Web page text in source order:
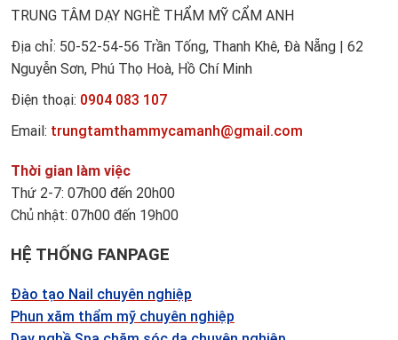
TRUNG TÂM DẠY NGHỀ THẨM MỸ CẨM ANH
Địa chỉ: 50-52-54-56 Trần Tống, Thanh Khê, Đà Nẵng | 62
Nguyễn Sơn, Phú Thọ Hoà, Hồ Chí Minh
Điện thoại: 0904 083 107
Email: trungtamthammycamanh@gmail.com
Thời gian làm việc
Thứ 2-7: 07h00 đến 20h00
Chủ nhật: 07h00 đến 19h00
HỆ THỐNG FANPAGE
Đào tạo Nail chuyên nghiệp
Phun xăm thẩm mỹ chuyên nghiệp